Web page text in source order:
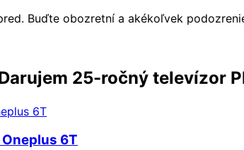
Buďte obozretní a akékoľvek
25-ročný televízor
6T